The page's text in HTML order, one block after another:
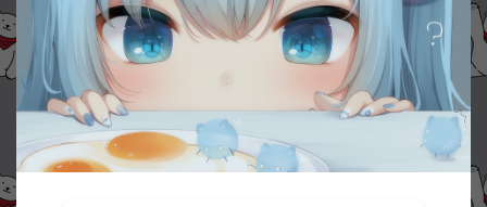
收藏 (1) 打赏 点赞 (
©版权免责声明
本站资源售价只是赞助，收取费用仅维持本站的日常运营所需。
2.若您需要商业运营或用于其他商业活动，请您购买正版授权并合法